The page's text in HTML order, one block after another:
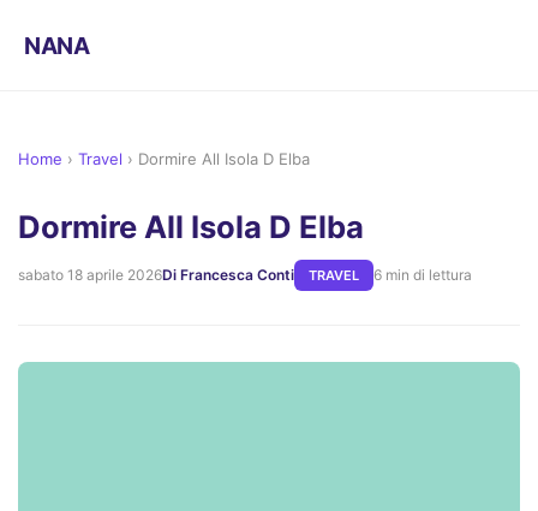
NANA
Home › Travel › Dormire All Isola D Elba
Dormire All Isola D Elba
sabato 18 aprile 2026Di Francesca Conti TRAVEL 6 min di lettura